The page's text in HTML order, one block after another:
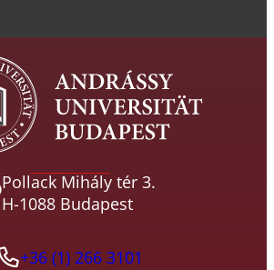
Pollack Mihály tér 3.
H-1088 Budapest
+36 (1) 266 3101